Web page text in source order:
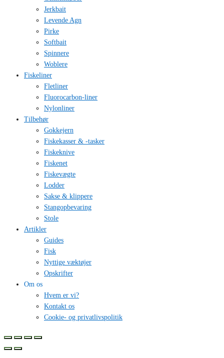
Jerkbait
Levende Agn
Pirke
Softbait
Spinnere
Woblere
Fiskeliner
Fletliner
Fluorocarbon-liner
Nylonliner
Tilbehør
Gokkejern
Fiskekasser & -tasker
Fiskeknive
Fiskenet
Fiskevægte
Lodder
Sakse & klippere
Stangopbevaring
Stole
Artikler
Guides
Fisk
Nyttige væktøjer
Opskrifter
Om os
Hvem er vi?
Kontakt os
Cookie- og privatlivspolitik